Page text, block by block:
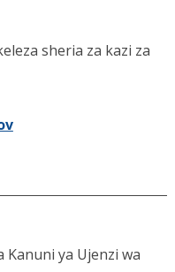
sheria za kazi za
ya Ujenzi wa